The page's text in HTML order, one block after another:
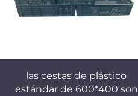
las cestas de plástico
estándar de 600*400 son